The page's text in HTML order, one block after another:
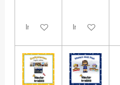
In winkelwagenIn